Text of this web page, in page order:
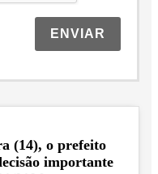
ENVIAR
(14), o prefeito
importante